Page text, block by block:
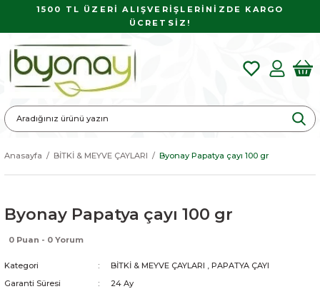
1500 TL ÜZERİ ALIŞVERİŞLERİNİZDE KARGO
ÜCRETSİZ!
Anasayfa BİTKİ & MEYVE ÇAYLARI Byonay Papatya çayı 100 gr
Byonay Papatya çayı 100 gr
0 Puan - 0 Yorum
Kategori BİTKİ & MEYVE ÇAYLARI , PAPATYA ÇAYI
Garanti Süresi
24 Ay